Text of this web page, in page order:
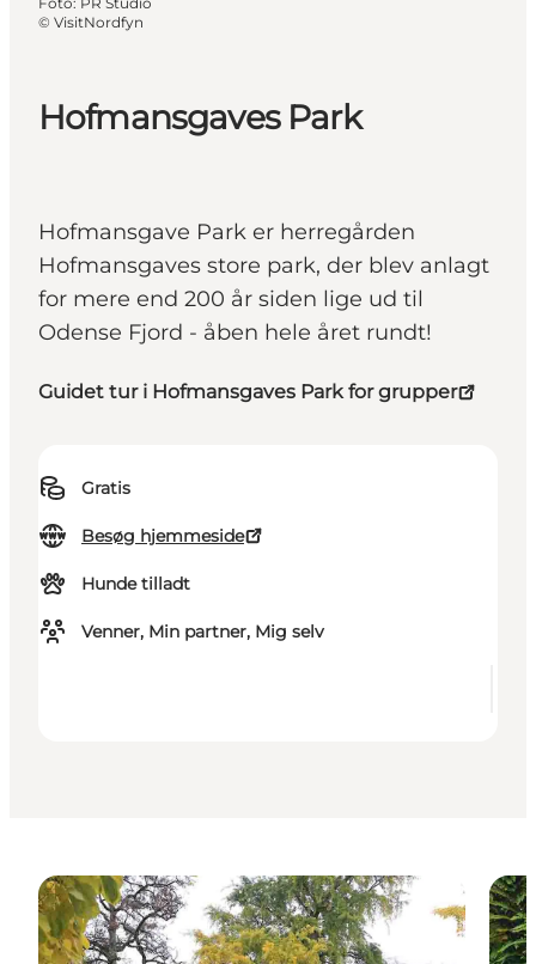
Hofmansgaves Park
Hofmansgave Park er herregården
Hofmansgaves store park, der blev anlagt
for mere end 200 år siden lige ud til
Odense Fjord - åben hele året rundt!
Guidet tur i Hofmansgaves Park for grupper
Gratis
Besøg hjemmeside
Hunde tilladt
Venner, Min partner, Mig selv
© VisitNordfyn